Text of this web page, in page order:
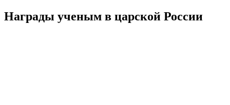
Награды ученым в царской России